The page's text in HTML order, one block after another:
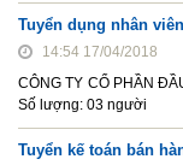
Tuyển dụng nhân
14:54 17/04/2018
CÔNG TY CỔ PHẦN
Số lượng: 03 người
Tuyển kế toán bán